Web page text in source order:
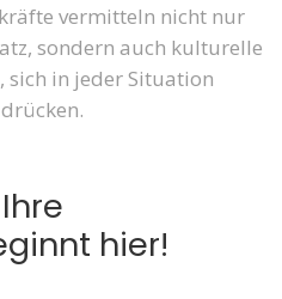
vermitteln nicht nur
sondern auch kulturelle
sich in jeder Situation
hier!